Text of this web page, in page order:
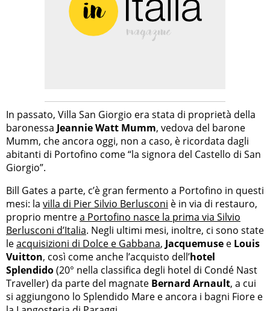
In passato, Villa San Giorgio era stata di proprietà della
baronessa Jeannie Watt Mumm, vedova del barone
Mumm, che ancora oggi, non a caso, è ricordata dagli
abitanti di Portofino come “la signora del Castello di San
Giorgio”.
Bill Gates a parte, c’è gran fermento a Portofino in questi
mesi: la villa di Pier Silvio Berlusconi è in via di restauro,
proprio mentrea Portofino nasce la prima via Silvio
Berlusconi d’Italia. Negli ultimi mesi, inoltre, ci sono state
leacquisizioni di Dolce e Gabbana, Jacquemuse e Louis
Vuitton, così come anche l’acquisto dell’hotel
Splendido(20° nella classifica degli hotel di Condé Nast
Traveller) da parte del magnate Bernard Arnault, a cui
si aggiungono lo Splendido Mare e ancora i bagni Fiore e